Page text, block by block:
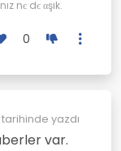
nє dє αşık.
0
tarihinde yazdı
var.